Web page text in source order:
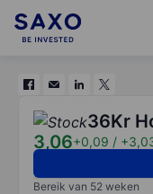
36Kr
3,06+0,09 /
Bereik van 52 weken